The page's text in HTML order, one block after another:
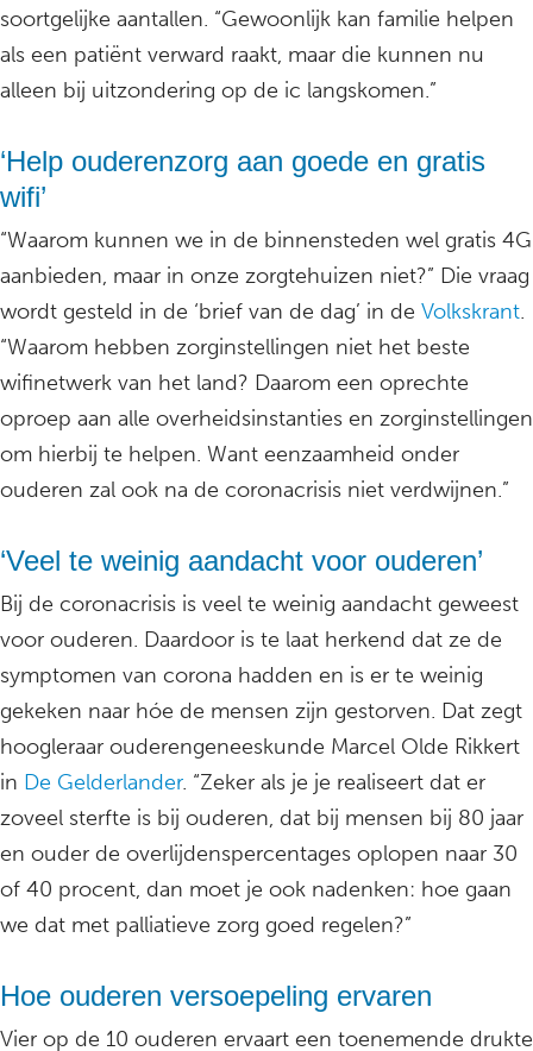
soortgelijke aantallen. “Gewoonlijk kan familie helpen
als een patiënt verward raakt, maar die kunnen nu
alleen bij uitzondering op de ic langskomen.”
‘Help ouderenzorg aan goede en gratis
wifi’
“Waarom kunnen we in de binnensteden wel gratis 4G
aanbieden, maar in onze zorgtehuizen niet?” Die vraag
wordt gesteld in de ‘brief van de dag’ in de Volkskrant.
“Waarom hebben zorginstellingen niet het beste
wifinetwerk van het land? Daarom een oprechte
oproep aan alle overheidsinstanties en zorginstellingen
om hierbij te helpen. Want eenzaamheid onder
ouderen zal ook na de coronacrisis niet verdwijnen.”
‘Veel te weinig aandacht voor ouderen’
Bij de coronacrisis is veel te weinig aandacht geweest
voor ouderen. Daardoor is te laat herkend dat ze de
symptomen van corona hadden en is er te weinig
gekeken naar hóe de mensen zijn gestorven. Dat zegt
hoogleraar ouderengeneeskunde Marcel Olde Rikkert
in De Gelderlander. “Zeker als je je realiseert dat er
zoveel sterfte is bij ouderen, dat bij mensen bij 80 jaar
en ouder de overlijdenspercentages oplopen naar 30
of 40 procent, dan moet je ook nadenken: hoe gaan
we dat met palliatieve zorg goed regelen?”
Hoe ouderen versoepeling ervaren
Vier op de 10 ouderen ervaart een toenemende drukte